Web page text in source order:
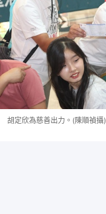
胡定欣為慈善出力。(陳順禎攝)